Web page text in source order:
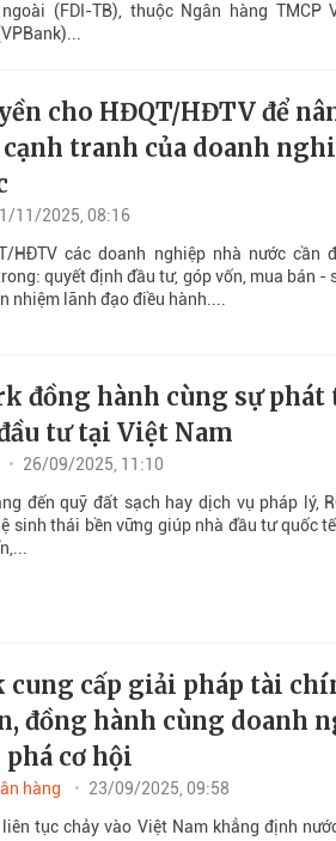
(FDI-TB), thuộc Ngân hàng TMCP
cho HĐQT/HĐTV để
tranh của doanh
11/2025, 08:16
HĐTV các doanh nghiệp nhà nước cần
quyết định đầu tư, góp vốn, mua bán -
nhiệm lãnh đạo điều hành....
đồng hành cùng sự
tư tại Việt Nam
26/09/2025, 11:10
đến quỹ đất sạch hay dịch vụ pháp lý,
sinh thái bền vững giúp nhà đầu tư quốc
cung cấp giải pháp tài
đồng hành cùng doanh
cơ hội
hàng
23/09/2025, 09:58
liên tục chảy vào Việt Nam khẳng định